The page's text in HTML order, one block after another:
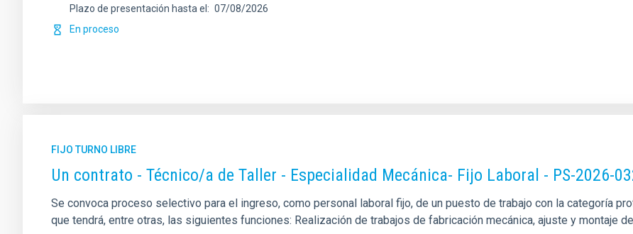
Plazo de presentación hasta el
07/08/2026
En proceso
FIJO TURNO LIBRE
Un contrato - Técnico/a de Taller - Especialidad Mecánica- Fijo Laboral - PS-2026-
Se convoca proceso selectivo para el ingreso, como personal laboral fijo, de un puesto de trabajo con la categoría
que tendrá, entre otras, las siguientes funciones: Realización de trabajos de fabricación mecánica, ajuste y montaje